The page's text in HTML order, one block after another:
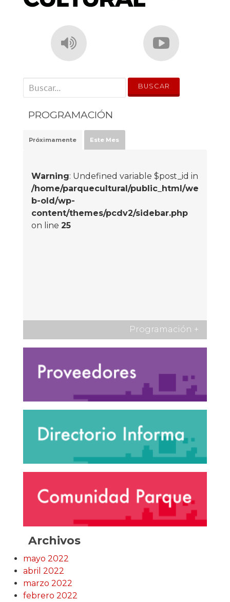
' . __('Search for:') . '
PROGRAMACIÓN
Próximamente Este Mes
Warning: Undefined variable $post_id in
/home/parquecultural/public_html/we
b-old/wp-
content/themes/pcdv2/sidebar.php
on line 25
Programación +
Archivos
mayo 2022
abril 2022
marzo 2022
febrero 2022